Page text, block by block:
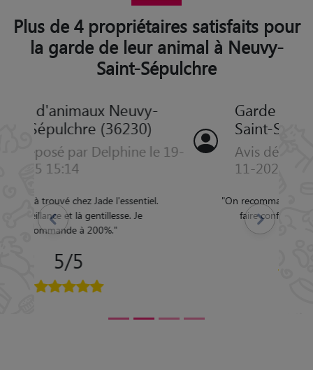
Plus de 4 propriétaires satisfaits pour
la garde de leur animal à Neuvy-
Saint-Sépulchre
Garde d'animaux Neuvy-
Saint-Sépulchre (36230)
Avis déposé par Aurelien le 04-
11-2023 07:51
"On recommande a 100%. Vous pouvez lui
faire confiance. Merci a toi Alissia
Précédent Suivant